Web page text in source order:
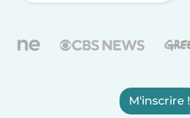
M'inscrire !